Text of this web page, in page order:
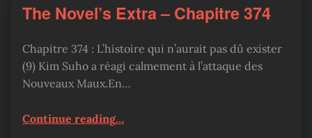
The Novel’s Extra – Chapitre 374
Chapitre 374 : L’histoire qui n’aurait pas dû exister
(9) Kim Suho a réagi calmement à l’attaque des
Nouveaux Maux.En…
Continue reading“The Novel’s Extra – Chapitre 374”
…